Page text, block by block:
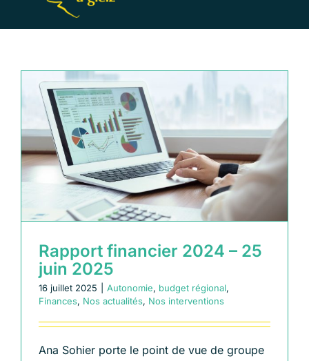
Nos élu·e·s
Nos actualités
Nos thèmes
Échangeons
Rapport financier 2024 – 25
juin 2025
16 juillet 2025 Autonomie, budget régional,
Finances, Nos actualités, Nos interventions
Ana Sohier porte le point de vue de groupe